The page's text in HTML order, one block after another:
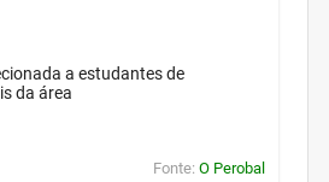
a estudantes de
da área
Fonte: O Perobal